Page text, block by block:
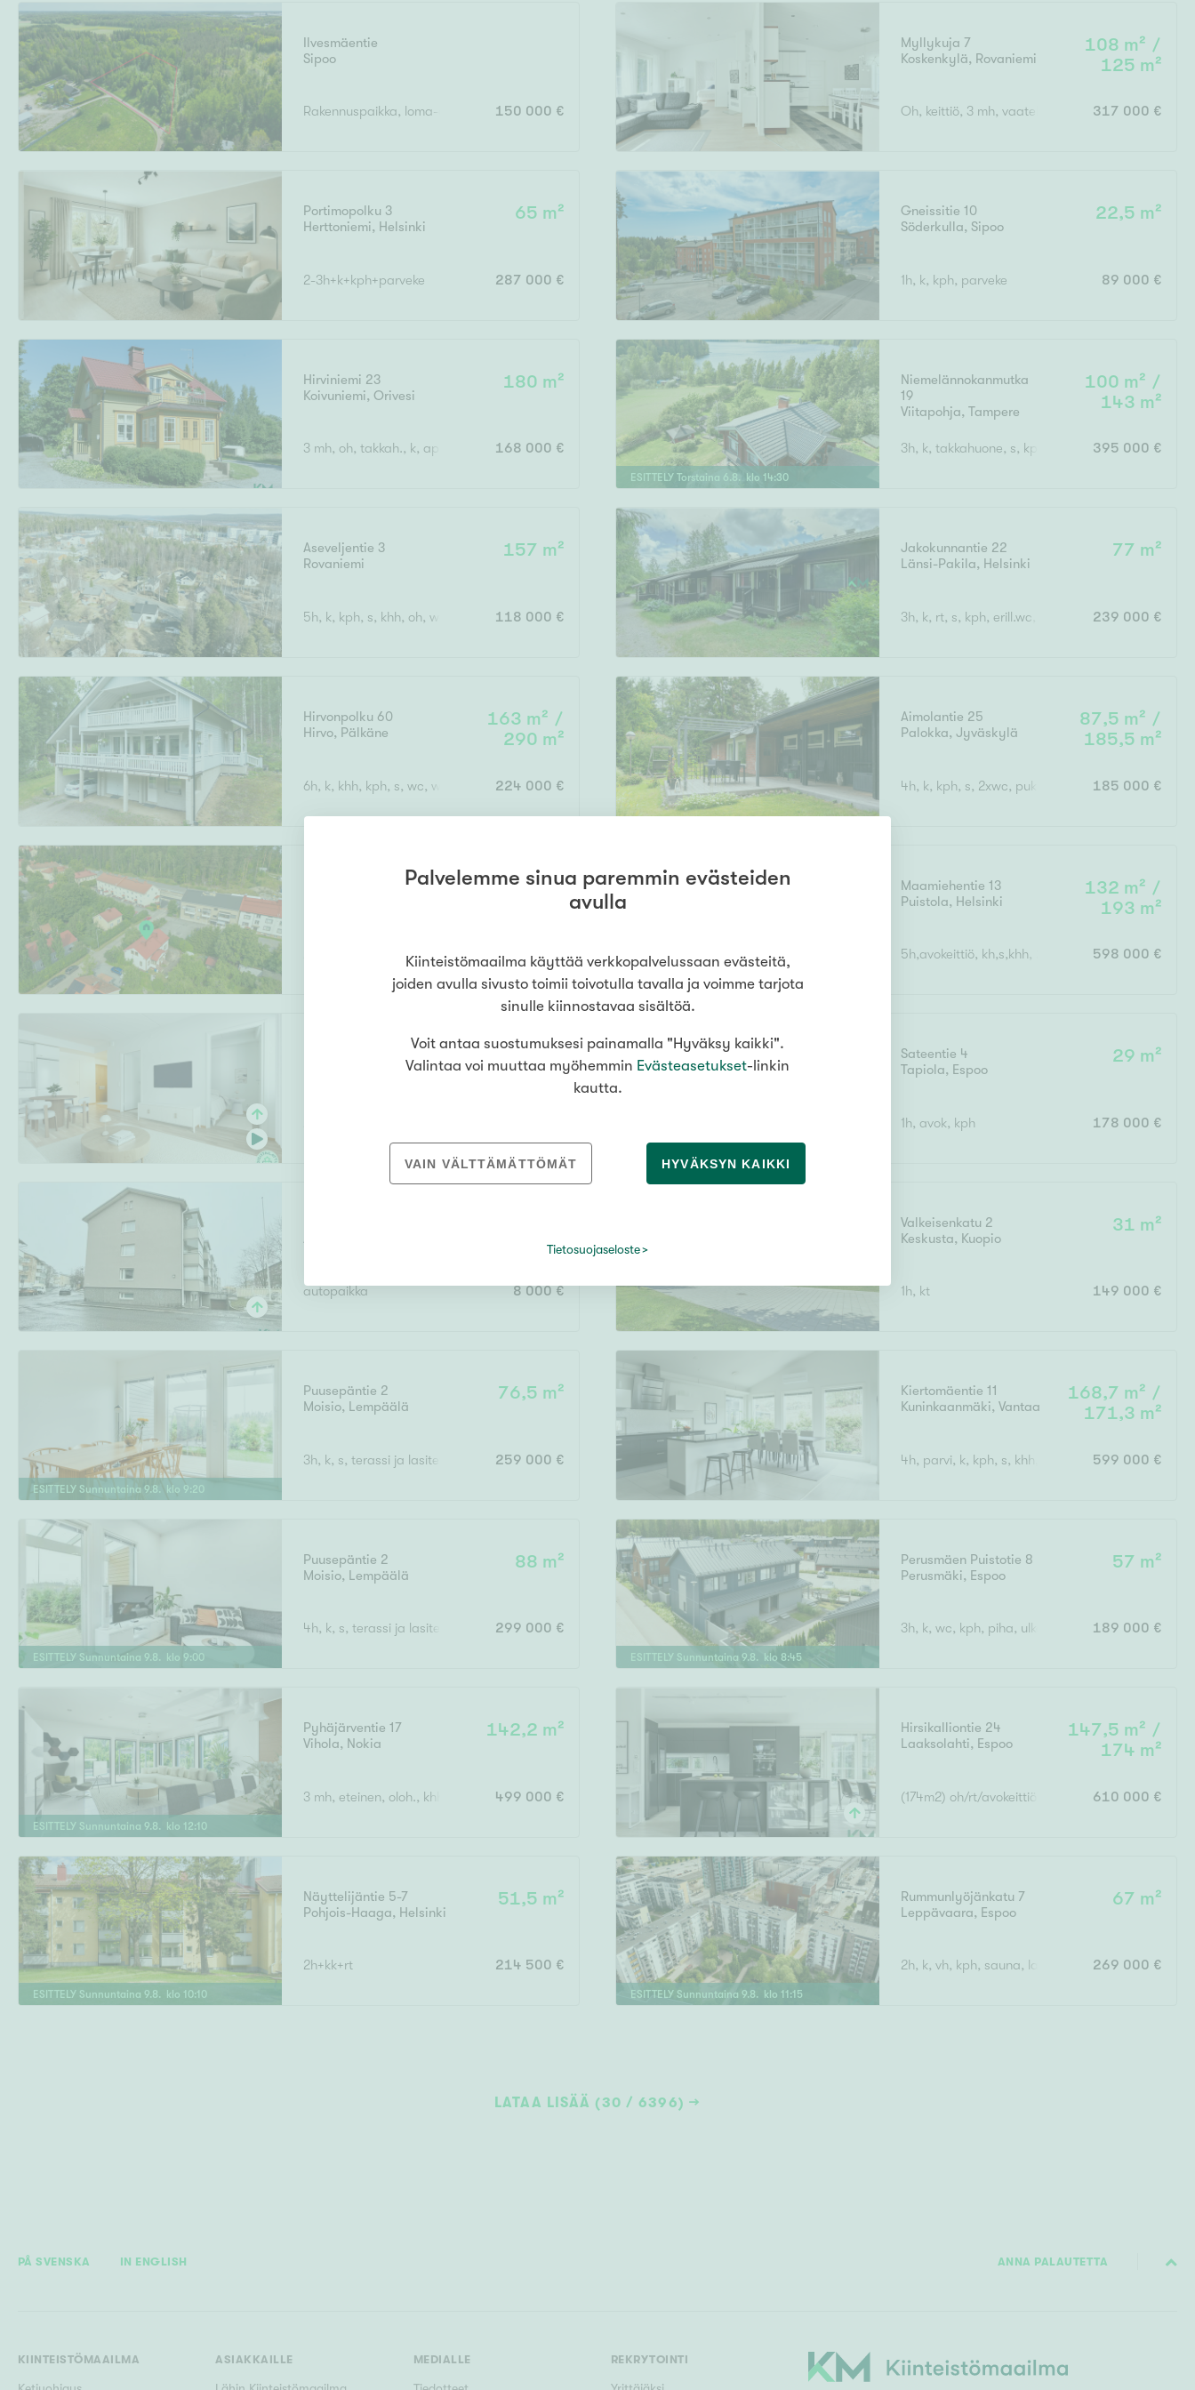
Uudiskohteet
Arvokohteet
Kunto
Hyvä
Ominaisuudet
Järvi- tai merinäköala
Ilvesmäentie
Sipoo
Rakennuspaikka, loma-asunnot 150 000 €
Myllykuja 7
Koskenkylä, Rovaniemi
108 m² /
125 m²
Oh, keittiö, 3 mh, vaatehuone, kodinhoitohuone,
317 000 €
Portimopolku 3
Herttoniemi, Helsinki
65 m²
2-3h+k+kph+parveke 287 000 €
Gneissitie 10
Söderkulla, Sipoo
22,5 m²
1h, k, kph, parveke 89 000 €
Hirviniemi 23
Koivuniemi, Orivesi
180 m²
3 mh, oh, takkah., k, apuk., wc, kph, s, eteinen x 2, kuisti
168 000 €
ESITTELY Torstaina 6. 8. klo 14:30
Niemelännokanmutka
19
Viitapohja,Tampere
100 m² /
143 m²
3h, k, takkahuone, s, kph, 2 erillis wc, khh,
395 000 €
Aseveljentie 3
Rovaniemi
157 m²
5h, k, kph, s, khh, oh, wc x 3 118 000 €
Jakokunnantie 22
Länsi-Pakila, Helsinki
77 m²
3h, k, rt, s, kph, erill.wc, vh 239 000 €
Hirvonpolku 60
Hirvo, Pälkäne
163 m² /
290 m²
6h, k, khh, kph, s, wc, wc+suihku, vh x 2, autotalli, katos, varastotilaa
224 000 €
Aimolantie 25
Palokka,Jyväskylä
87,5 m² /
185,5 m²
4h, k, kph, s, 2xwc, pukuh., at, var.185 000 €
144 m² /
2 asuntoa: yhteensä 3mh, 2oh, 2k, 3wc, ph, s, varastoja, ullakoita, autotalli
219 000 €
Maamiehentie 13
Puistola, Helsinki
132 m² /
193 m²
5h,avokeittiö, kh,s,khh, 2x wc,vh, terassi, ransk.
598 000 €
Oulu
44 m²
Sateentie 4
Tapiola, Espoo
29 m²
1h, avok, kph 178 000 €
Armonkallio
autopaikka 8 000 €
Valkeisenkatu 2
Keskusta, Kuopio
31 m²
1h, kt 149 000 €
ESITTELY Sunnuntaina 9.8. klo 9:20
Puusepäntie 2
Moisio, Lempäälä
76,5 m²
3h, k, s, terassi ja lasitettu parveke259 000 €
Kiertomäentie 11
Kuninkaanmäki,Vantaa
168,7 m² /
171,3 m²
4h, parvi, k, kph, s, khh, erillinen wc x 2599 000 €
ESITTELY Sunnuntaina 9. 8 . klo 9:00
Puusepäntie 2
Moisio, Lempäälä
88 m²
4h, k, s, terassi ja lasitettu parveke299 000 €
ESITTELY Sunnuntaina 9.8. klo 8:45
Perusmäen Puistotie 8
Perusmäki, Espoo
57 m²
3h, k, wc, kph, piha, ulkovarasto, 189 000 €
ESITTELY Sunnuntaina 9.8. klo 12:10
Pyhäjärventie 17
Vihola, Nokia
142,2 m²
3 mh, eteinen, oloh., khh, 2 x wc, kph, s, keittiö, vh, autotalli, terassi
499 000 €
Hirsikalliontie 24
Laaksolahti, Espoo
147,5 m² /
174 m²
(174m2) oh/rt/avokeittiö, 3mh, takkah,610 000 €
ESITTELY Sunnuntaina 9.8 . klo 10:10
Näyttelijäntie 5-7
Pohjois-Haaga, Helsinki
51,5 m²
2h+kk+rt 214 500 €
ESITTELY Sunnuntaina 9.8. klo 11 :15
Rummunlyöjänkatu 7
Leppävaara, Espoo
67 m²
2h, k, vh, kph, sauna, lasitettu parveke269 000 €
LATAA LISÄÄ (30 / 6396)
PÅ SVENSKA IN ENGLISH ANNA PALAUTETTA
KIINTEISTÖMAAILMA ASIAKKAILLE MEDIALLE REKRYTOINTI
Palvelemme sinua paremmin evästeiden
avulla
Kiinteistömaailma käyttää verkkopalvelussaan evästeitä,
joiden avulla sivusto toimii toivotulla tavalla ja voimme tarjota
sinulle kiinnostavaa sisältöä.
Voit antaa suostumuksesi painamalla "Hyväksy kaikki".
Valintaa voi muuttaa myöhemmin Evästeasetukset-linkin
kautta.
VAIN VÄLTTÄMÄTTÖMÄT HYVÄKSYN KAIKKI
Tietosuojaseloste